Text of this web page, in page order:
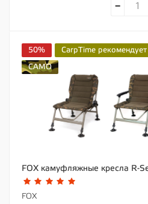
−
50%
CarpTime рекомендует
CAMO
FOX камуфляжные кресла R-
FOX